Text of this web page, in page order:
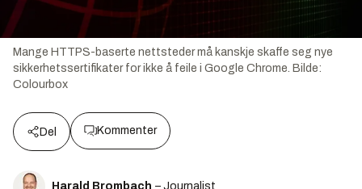
Mange HTTPS-baserte nettsteder må kanskje skaffe seg nye
sikkerhetssertifikater for ikke å feile i Google Chrome. Bilde:
Colourbox
Del Kommenter
Harald Brombach – Journalist